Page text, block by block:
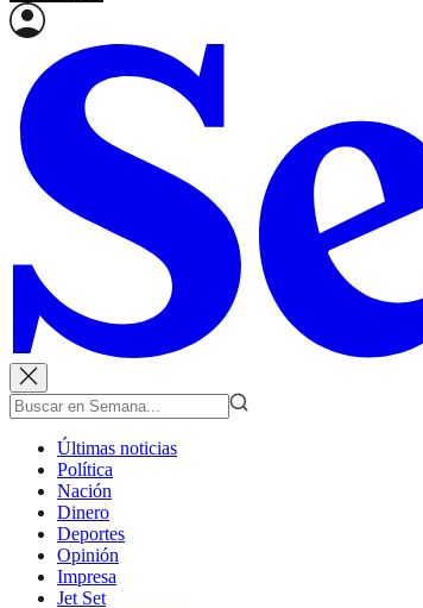
Últimas noticias
Política
Nación
Dinero
Deportes
Opinión
Impresa
Jet Set